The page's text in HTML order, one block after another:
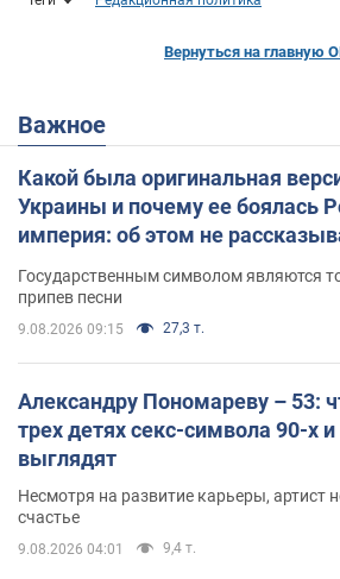
Вернуться на главную
Важное
Какой была оригинальная
Украины и почему ее боялась
империя: об этом не
Государственным символом являются
припев песни
9.08.2026 09:15 27,3 т.
Александру Пономареву – 53:
трех детях секс-символа 90-х
выглядят
Несмотря на развитие карьеры, артист
счастье
9.08.2026 04:01 9,4 т.